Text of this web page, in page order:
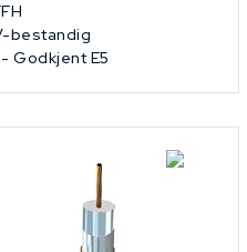
bestandig
Godkjent E5